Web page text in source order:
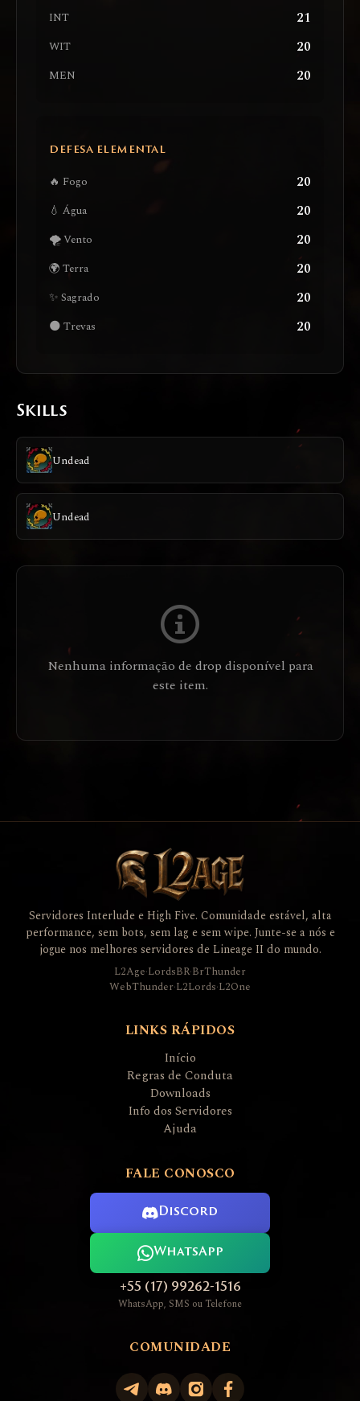
INT 21
WIT 20
MEN 20
DEFESA ELEMENTAL
🔥 Fogo 20
💧 Água 20
🌪️ Vento 20
🌍 Terra 20
✨ Sagrado 20
🌑 Trevas 20
Skills
Undead
Undead
Nenhuma informação de drop disponível para
este item.
Servidores Interlude e High Five. Comunidade estável, alta
performance, sem bots, sem lag e sem wipe. Junte-se a nós e
jogue nos melhores servidores de Lineage II do mundo.
L2Age·LordsBR·BrThunder
WebThunder·L2Lords·L2One
LINKS RÁPIDOS
Início
Regras de Conduta
Downloads
Info dos Servidores
Ajuda
FALE CONOSCO
Discord
WhatsApp
+55 (17) 99262-1516
WhatsApp, SMS ou Telefone
COMUNIDADE